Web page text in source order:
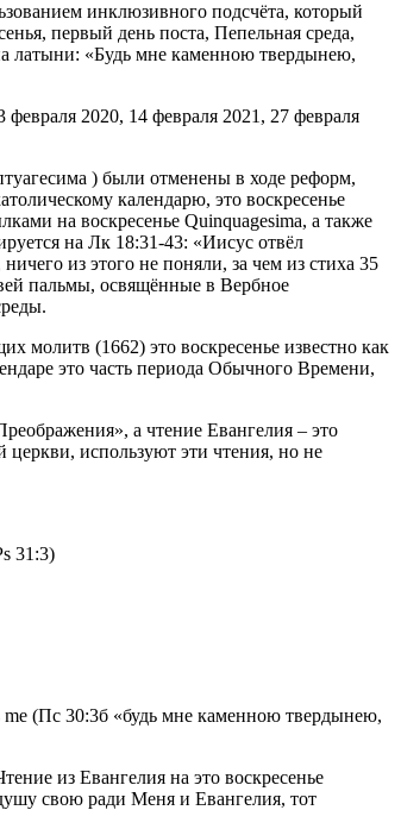
инклюзивного подсчёта, который
первый день поста, Пепельная среда,
латыни: «Будь мне каменною твердынею,
2020, 14 февраля 2021, 27 февраля
) были отменены в ходе реформ,
календарю, это воскресенье
на воскресенье Quinquagesima, а также
на Лк 18:31-43: «Иисус отвёл
из этого не поняли, за чем из стиха 35
пальмы, освящённые в Вербное
молитв (1662) это воскресенье известно как
это часть периода Обычного Времени,
а чтение Евангелия – это
используют эти чтения, но не
31:3)
me (Пс 30:3б «будь мне каменною твердынею,
из Евангелия на это воскресенье
свою ради Меня и Евангелия, тот